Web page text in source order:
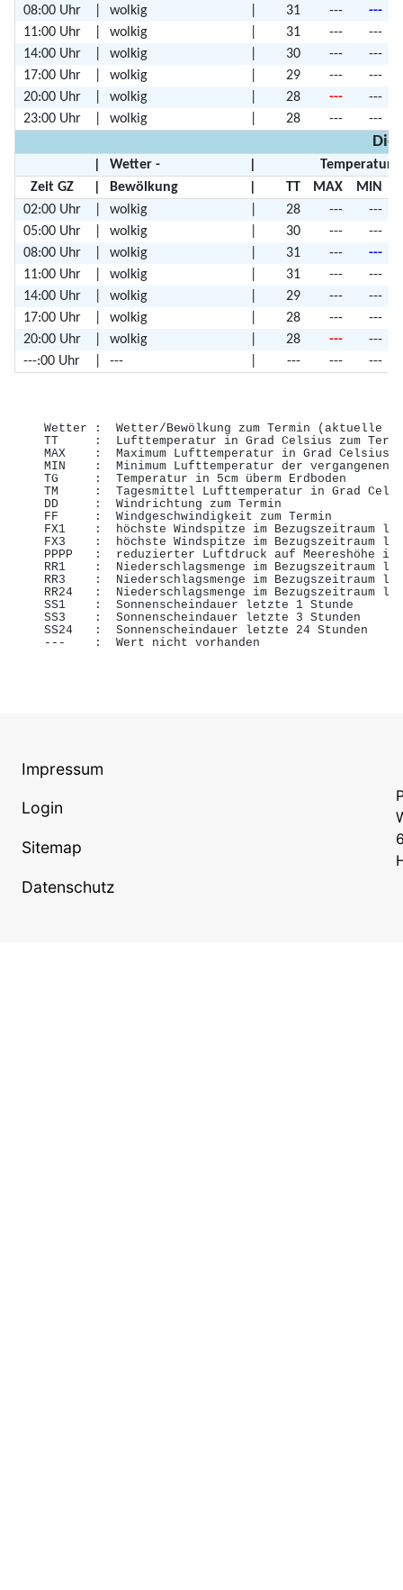
08:00 Uhr
wolkig 31 ---
---
11:00 Uhr
wolkig 31 ---
---
14:00 Uhr
wolkig 30 ---
---
17:00 Uhr
wolkig 29 ---
---
20:00 Uhr
wolkig 28 ---
---
23:00 Uhr
wolkig 28 --- ---
Wetter -
Zeit GZ
Bewölkung TT MAX
MIN
02:00 Uhr
wolkig 28 ---
---
05:00 Uhr
wolkig 30 ---
---
08:00 Uhr
wolkig 31 ---
---
11:00 Uhr
wolkig 31 ---
---
14:00 Uhr
wolkig 29 ---
---
17:00 Uhr
wolkig 28 ---
---
20:00 Uhr
wolkig 28 ---
---
---:00 Uhr
--- --- --- ---
Wetter :  Wetter/Bewölkung zum Termin (aktuelle
TT     :  Lufttemperatur in Grad Celsius zum
MAX    :  Maximum Lufttemperatur in Grad Celsius
MIN    :  Minimum Lufttemperatur der vergangenen
    TG     :  Temperatur in 5cm überm Erdboden
TM     :  Tagesmittel Lufttemperatur in Grad
    DD     :  Windrichtung zum Termin
    FF     :  Windgeschwindigkeit zum Termin
FX1    :  höchste Windspitze im Bezugszeitraum
FX3    :  höchste Windspitze im Bezugszeitraum
PPPP   :  reduzierter Luftdruck auf Meereshöhe in
RR1    :  Niederschlagsmenge im Bezugszeitraum
RR3    :  Niederschlagsmenge im Bezugszeitraum
RR24   :  Niederschlagsmenge im Bezugszeitraum
    SS1    :  Sonnenscheindauer letzte 1 Stunde
    SS3    :  Sonnenscheindauer letzte 3 Stunden
    SS24   :  Sonnenscheindauer letzte 24 Stunden
    ---    :  Wert nicht vorhanden
Impressum
Login
Sitemap
Datenschutz